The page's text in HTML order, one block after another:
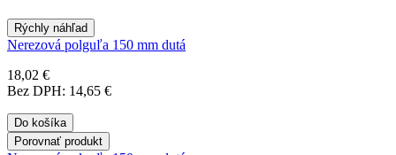
Rýchly náhľad
Nerezová polguľa 150 mm dutá
18,02 €
Bez DPH: 14,65 €
Do košíka
Porovnať produkt